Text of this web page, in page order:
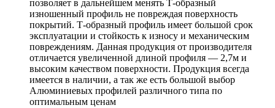
позволяет в дальнейшем менять Т-образный
изношенный профиль не повреждая поверхность
покрытий. Т-образный профиль имеет большой срок
эксплуатации и стойкость к износу и механическим
повреждениям. Данная продукция от производителя
отличается увеличенной длиной профиля — 2,7м и
высоким качеством поверхности. Продукция всегда
имеется в наличии, а так же есть большой выбор
Алюминиевых профилей различного типа по
оптимальным ценам